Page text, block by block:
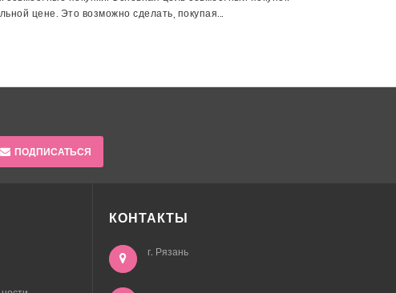
цене. Это возможно сделать, покупая...
ПОДПИСАТЬСЯ
КОНТАКТЫ
г. Рязань